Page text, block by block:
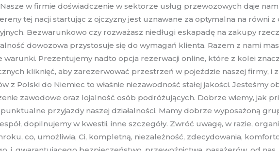
Nasze w firmie doświadczenie w sektorze usług przewozowych daje
tej nacji startując z ojczyzny jest uznawane za optymalna na równi
Bezwarunkowo czy rozważasz niedługi eskapadę na zakupy
dowozowa przystosuje się do wymagań klienta. Razem z nami
Prezentujemy nadto opcja rezerwacji online, które z kolei
kliknięć, aby zarezerwować przestrzeń w pojeździe naszej firmy, i
z Polski do Niemiec to właśnie niezawodność stałej jakości. Jesteśmy
zawodowe oraz lojalność osób podróżujących. Dobrze wiemy, jak
przyjazdy naszej działalności. Mamy dobrze wyposażoną
dopilnujemy w kwestii, inne szczegóły. Zwróć uwagę, w razie,
co, umożliwia, Ci, kompletną, niezależność, zdecydowania,